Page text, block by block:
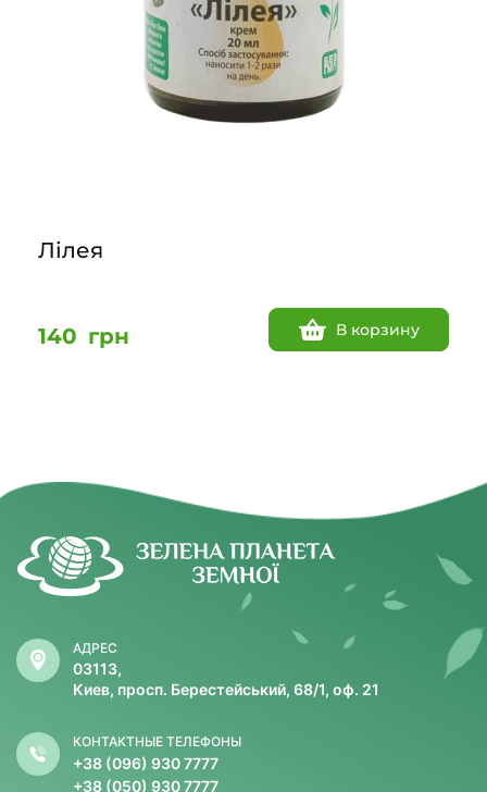
Лілея
140 грн В корзину
АДРЕС
03113,
Киев, просп. Берестейський, 68/1, оф. 21
КОНТАКТНЫЕ ТЕЛЕФОНЫ
+38 (096) 930 7777
+38 (050) 930 7777